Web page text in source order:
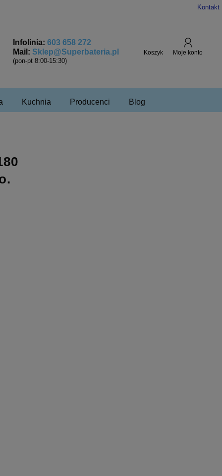
Kontakt
Infolinia: 603 658 272
Mail: Sklep@Superbateria.pl
(pon-pt 8:00-15:30)
Kuchnia Producenci Blog